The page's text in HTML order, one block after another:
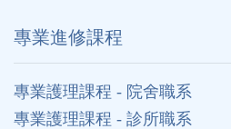
專業進修課程
專業護理課程 - 院舍職系
專業護理課程 - 診所職系